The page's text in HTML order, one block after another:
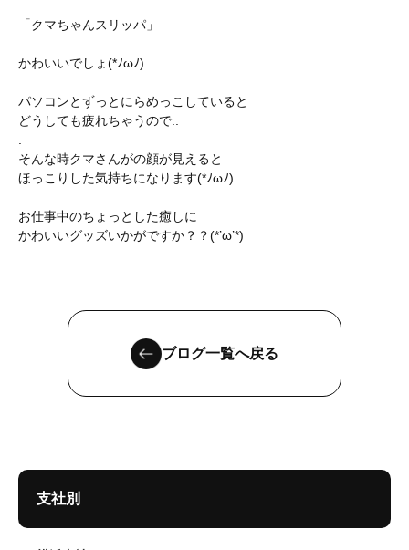
「クマちゃんスリッパ」
かわいいでしょ(*ﾉωﾉ)
パソコンとずっとにらめっこしていると
どうしても疲れちゃうので..
そんな時クマさんがの顔が見えると
ほっこりした気持ちになります(*ﾉωﾉ)
お仕事中のちょっとした癒しに
かわいいグッズいかがですか？？(*’ω’*)
ブログ一覧へ戻る
支社別